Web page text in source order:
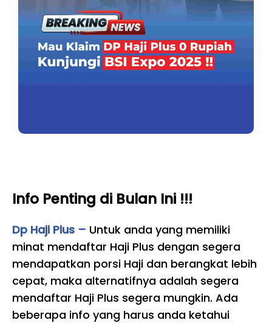
Info Penting di Bulan Ini !!!
Dp Haji Plus – Untuk anda yang memiliki
minat mendaftar Haji Plus dengan segera
mendapatkan porsi Haji dan berangkat lebih
cepat, maka alternatifnya adalah segera
mendaftar Haji Plus segera mungkin. Ada
beberapa info yang harus anda ketahui